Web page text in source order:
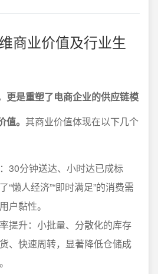
商业价值及行业生
更是重塑了电商企业的供应链模
。 其商业价值体现在以下几个
30分钟送达、小时达已成标
“懒人经济”“即时满足”的消费需
户黏性。
提升：小批量、分散化的库存
、快速周转，显著降低仓储成